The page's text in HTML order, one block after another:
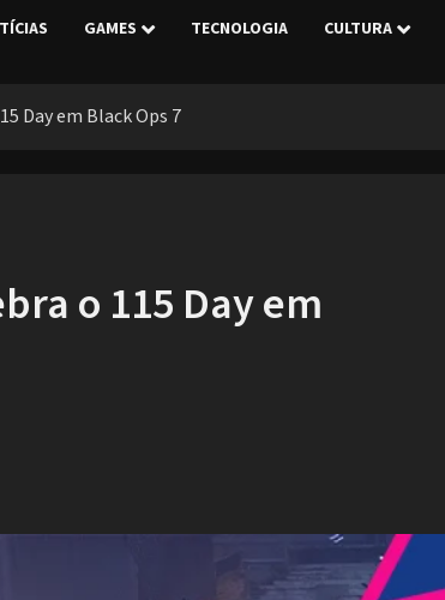
GAMES TECNOLOGIA CULTURA
Day em Black Ops 7
o 115 Day em